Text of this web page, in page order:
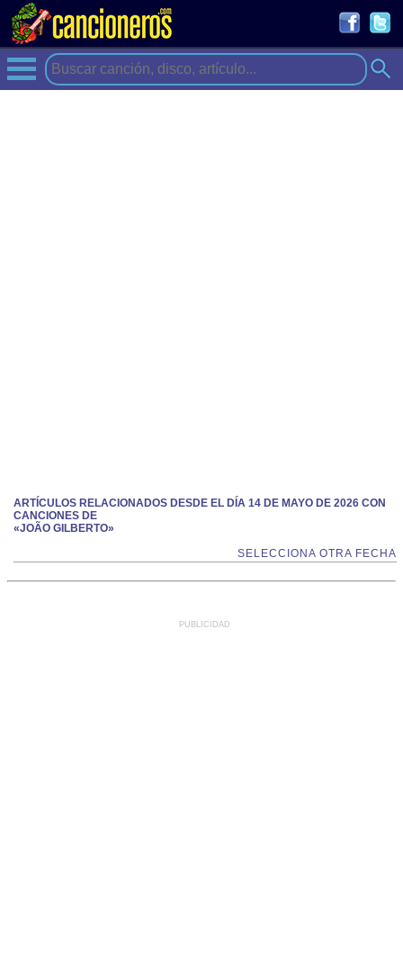
ARTÍCULOS RELACIONADOS DESDE EL DÍA 14 DE MAYO DE 2026 CON
CANCIONES DE
«JOÃO GILBERTO»
SELECCIONA OTRA FECHA
PUBLICIDAD